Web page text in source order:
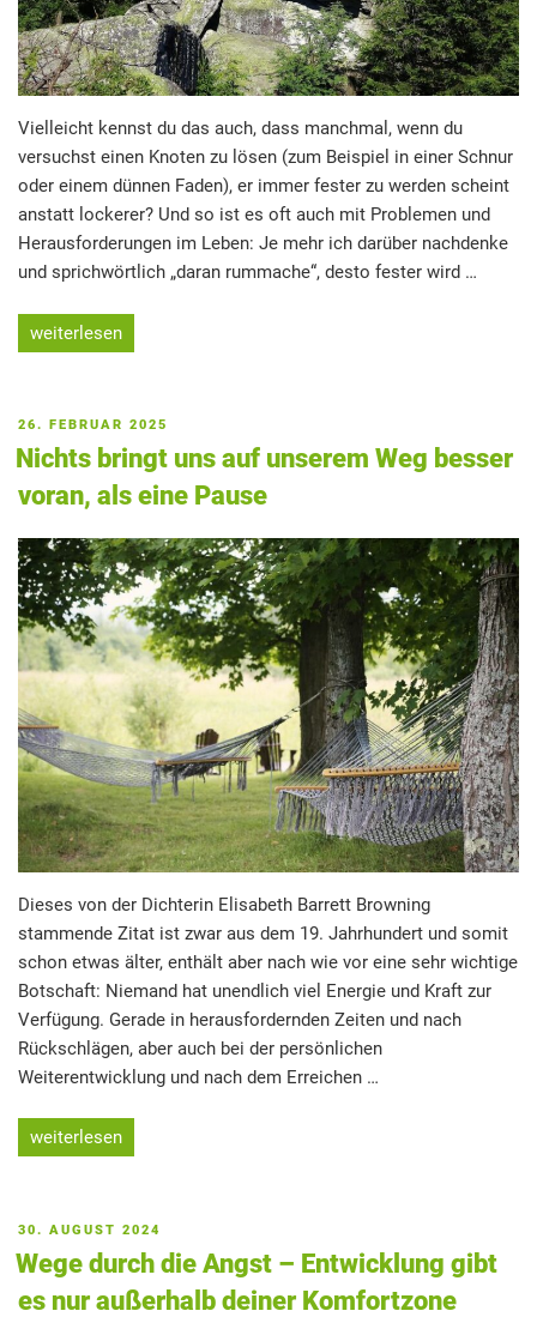
Vielleicht kennst du das auch, dass manchmal, wenn du
versuchst einen Knoten zu lösen (zum Beispiel in einer Schnur
oder einem dünnen Faden), er immer fester zu werden scheint
anstatt lockerer? Und so ist es oft auch mit Problemen und
Herausforderungen im Leben: Je mehr ich darüber nachdenke
und sprichwörtlich „daran rummache“, desto fester wird …
„Warum
von
Herausforderungen
Problemen
mit
etwas
Abstand
besser
gelingt“
weiterlesen
VERÖFFENTLICHT
AM
26. FEBRUAR 2025
Nichts bringt uns auf unserem Weg besser
voran, als eine Pause
Dieses von der Dichterin Elisabeth Barrett Browning
stammende Zitat ist zwar aus dem 19. Jahrhundert und somit
schon etwas älter, enthält aber nach wie vor eine sehr wichtige
Botschaft: Niemand hat unendlich viel Energie und Kraft zur
Verfügung. Gerade in herausfordernden Zeiten und nach
Rückschlägen, aber auch bei der persönlichen
Weiterentwicklung und nach dem Erreichen …
„Nichts
auf
unserem
Weg
besser
weiterlesen
VERÖFFENTLICHT
AM
30. AUGUST 2024
Wege durch die Angst – Entwicklung gibt
es nur außerhalb deiner Komfortzone